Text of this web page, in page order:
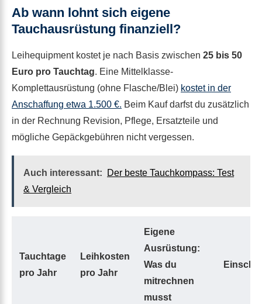
Ab wann lohnt sich eigene
Tauchausrüstung finanziell?
Leihequipment kostet je nach Basis zwischen 25 bis 50
Euro pro Tauchtag. Eine Mittelklasse-
Komplettausrüstung (ohne Flasche/Blei) kostet in der
Anschaffung etwa 1.500 €. Beim Kauf darfst du zusätzlich
in der Rechnung Revision, Pflege, Ersatzteile und
mögliche Gepäckgebühren nicht vergessen.
Auch interessant:
Der beste Tauchkompass: Test
& Vergleich
Tauchtage
pro Jahr
Leihkosten
pro Jahr
Eigene
Ausrüstung:
Was du
mitrechnen
musst